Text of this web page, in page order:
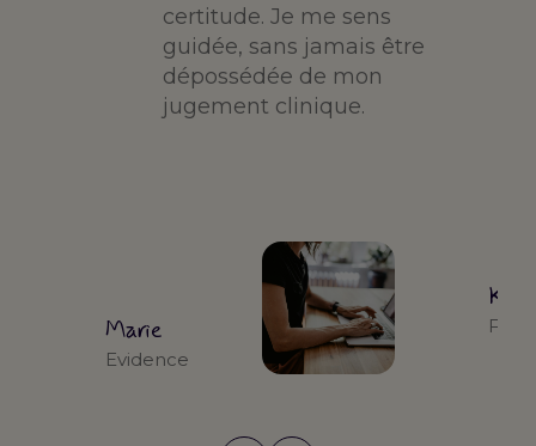
certitude. Je me sens
guidée, sans jamais être
dépossédée de mon
jugement clinique.
Marie
Evidence